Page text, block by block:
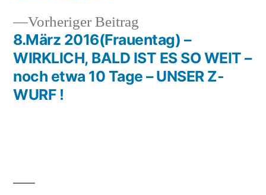
Vorheriger Beitrag
Beitrag:
8.März 2016(Frauentag) –
WIRKLICH, BALD IST ES SO WEIT –
noch etwa 10 Tage – UNSER Z-
WURF !